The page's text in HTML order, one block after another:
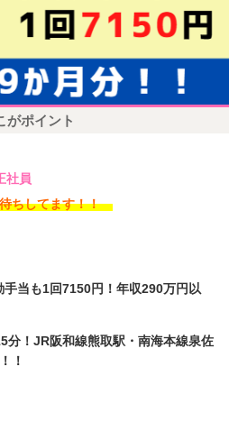
がポイント
社員
待ちしてます！！
当も1回7150円！年収290万円以
！JR阪和線熊取駅・南海本線泉佐
！